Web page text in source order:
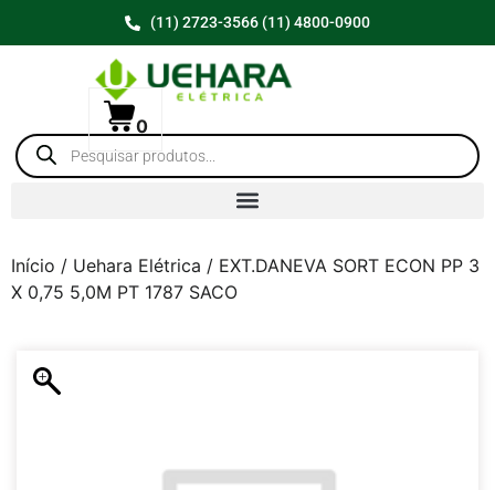
(11) 2723-3566 (11) 4800-0900
0
Início / Uehara Elétrica / EXT.DANEVA SORT ECON PP 3
X 0,75 5,0M PT 1787 SACO